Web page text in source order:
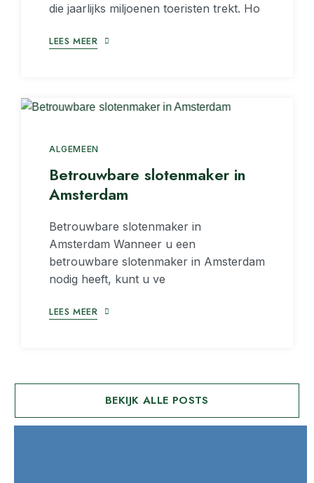
die jaarlijks miljoenen toeristen trekt. Ho
LEES MEER
ALGEMEEN
Betrouwbare slotenmaker in
Amsterdam
Betrouwbare slotenmaker in
Amsterdam Wanneer u een
betrouwbare slotenmaker in Amsterdam
nodig heeft, kunt u ve
LEES MEER
BEKIJK ALLE POSTS